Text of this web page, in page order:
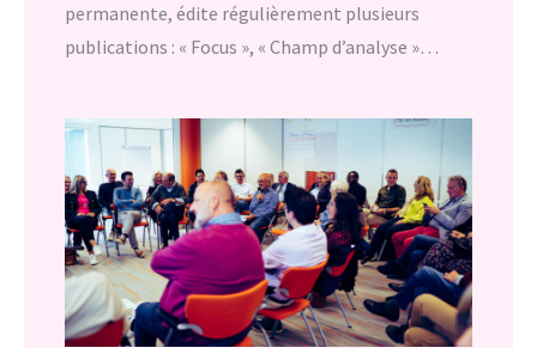
permanente, édite régulièrement plusieurs
publications : « Focus », « Champ d’analyse »…